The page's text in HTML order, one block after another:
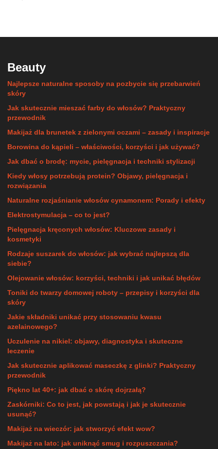
Beauty
Najlepsze naturalne sposoby na pozbycie się przebarwień
skóry
Jak skutecznie mieszać farby do włosów? Praktyczny
przewodnik
Makijaż dla brunetek z zielonymi oczami – zasady i inspiracje
Borowina do kąpieli – właściwości, korzyści i jak używać?
Jak dbać o brodę: mycie, pielęgnacja i techniki stylizacji
Kiedy włosy potrzebują protein? Objawy, pielęgnacja i
rozwiązania
Naturalne rozjaśnianie włosów cynamonem: Porady i efekty
Elektrostymulacja – co to jest?
Pielęgnacja kręconych włosów: Kluczowe zasady i
kosmetyki
Rodzaje suszarek do włosów: jak wybrać najlepszą dla
siebie?
Olejowanie włosów: korzyści, techniki i jak unikać błędów
Toniki do twarzy domowej roboty – przepisy i korzyści dla
skóry
Jakie składniki unikać przy stosowaniu kwasu
azelainowego?
Uczulenie na nikiel: objawy, diagnostyka i skuteczne
leczenie
Jak skutecznie aplikować maseczkę z glinki? Praktyczny
przewodnik
Piękno lat 40+: jak dbać o skórę dojrzałą?
Zaskórniki: Co to jest, jak powstają i jak je skutecznie
usunąć?
Makijaż na wieczór: jak stworzyć efekt wow?
Makijaż na lato: jak uniknąć smug i rozpuszczania?